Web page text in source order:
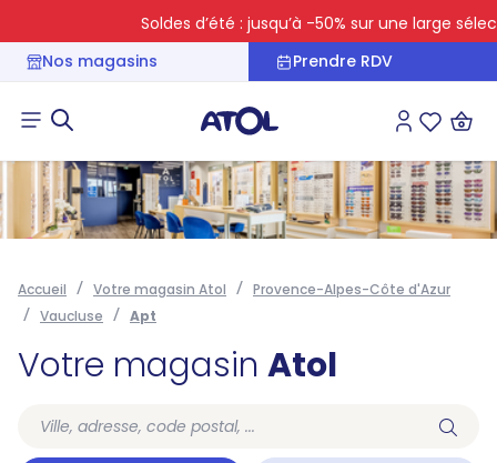
Soldes d’été : jusqu’à -50% sur une large
Nos magasins
Prendre RDV
Connexion
Accueil Votre magasin Atol
Provence-Alpes-Côte d'Azur
Vaucluse
Apt
Votre magasin Atol